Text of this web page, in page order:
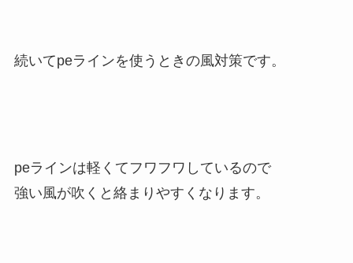
続いてpeラインを使うときの風対策です。
peラインは軽くてフワフワしているので
強い風が吹くと絡まりやすくなります。